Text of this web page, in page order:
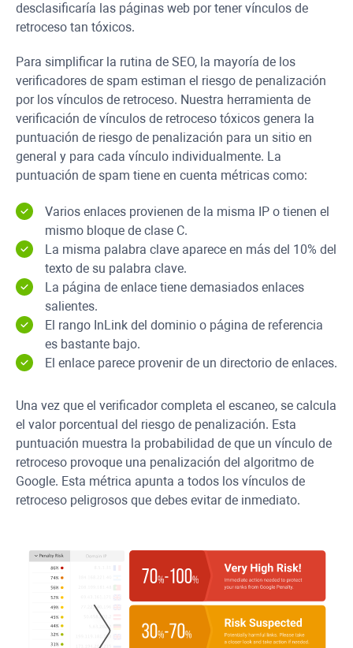
desclasificaría las páginas web por tener vínculos de
retroceso tan tóxicos.
Para simplificar la rutina de SEO, la mayoría de los
verificadores de spam estiman el riesgo de penalización
por los vínculos de retroceso. Nuestra herramienta de
verificación de vínculos de retroceso tóxicos genera la
puntuación de riesgo de penalización para un sitio en
general y para cada vínculo individualmente. La
puntuación de spam tiene en cuenta métricas como:
Varios enlaces provienen de la misma IP o tienen el
mismo bloque de clase C.
La misma palabra clave aparece en más del 10% del
texto de su palabra clave.
La página de enlace tiene demasiados enlaces
salientes.
El rango InLink del dominio o página de referencia
es bastante bajo.
El enlace parece provenir de un directorio de enlaces.
Una vez que el verificador completa el escaneo, se calcula
el valor porcentual del riesgo de penalización. Esta
puntuación muestra la probabilidad de que un vínculo de
retroceso provoque una penalización del algoritmo de
Google. Esta métrica apunta a todos los vínculos de
retroceso peligrosos que debes evitar de inmediato.